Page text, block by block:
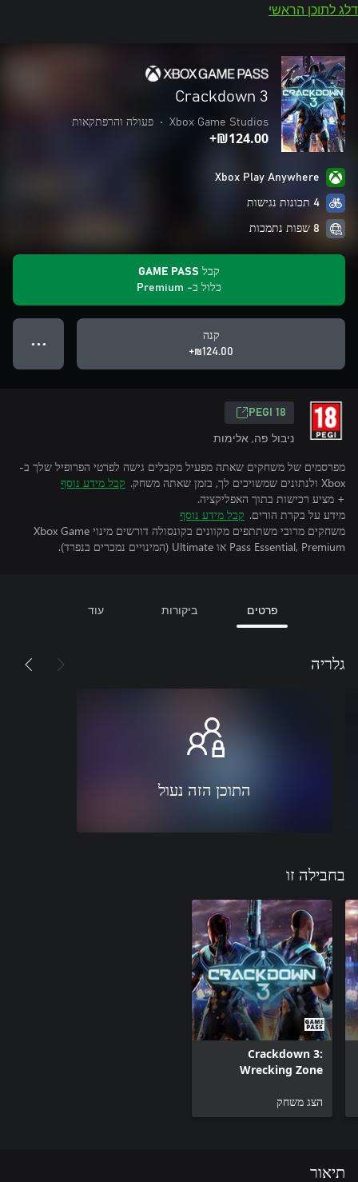
דלג לתוכן הראשי
Crackdown 3
Xbox Game Studios
• פעולה והרפתקאות
‪₪‎124.00‬+
Xbox Play Anywhere
4 תכונות נגישות
8 שפות נתמכות
קבל GAME PASS
כלול ב- Premium
קנה
‪₪‎124.00‬+
● ● ●
PEGI 18
ניבול פה, אלימות
מפרסמים של משחקים שאתה מפעיל מקבלים גישה לפרטי הפרופיל שלך ב-
Xbox ולנתונים שמשויכים לך, בזמן שאתה משחק.
קבל מידע נוסף
+ מציע רכישות בתוך האפליקציה.
מידע על בקרת הורים. קבל מידע נוסף
משחקים מרובי משתתפים מקוונים בקונסולה דורשים מינוי Xbox Game
Pass Essential, Premium או Ultimate (המינויים נמכרים בנפרד).
פרטים ביקורות עוד
גלריה
התוכן הזה נעול
בחבילה זו
Crackdown 3:
Wrecking Zone
הצג משחק
תיאור